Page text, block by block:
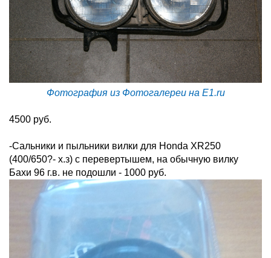
Фотография из Фотогалереи на E1.ru
4500 руб.
-Сальники и пыльники вилки для Honda XR250
(400/650?- х.з) с перевертышем, на обычную вилку
Бахи 96 г.в. не подошли - 1000 руб.